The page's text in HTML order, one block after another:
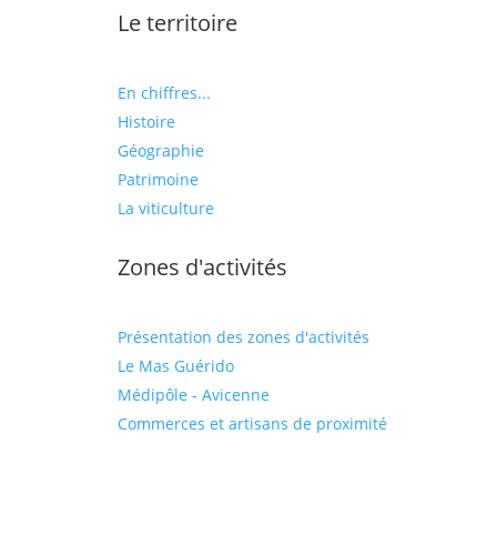
Le territoire
En chiffres...
Histoire
Géographie
Patrimoine
La viticulture
Zones d'activités
Présentation des zones d'activités
Le Mas Guérido
Médipôle - Avicenne
Commerces et artisans de proximité